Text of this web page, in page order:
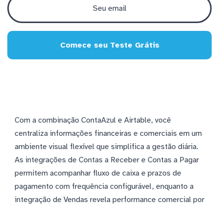
Comece seu Teste Grátis
Com a combinação ContaAzul e Airtable, você
centraliza informações financeiras e comerciais em um
ambiente visual flexível que simplifica a gestão diária.
As integrações de Contas a Receber e Contas a Pagar
permitem acompanhar fluxo de caixa e prazos de
pagamento com frequência configurável, enquanto a
integração de Vendas revela performance comercial por